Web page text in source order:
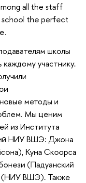
all the staff
school the perfect
школы
каждому участнику.
методы и
Мы ценим
из Института
НИУ ВШЭ: Джона
Куна Скоорса
(Падуанский
(НИУ ВШЭ). Также